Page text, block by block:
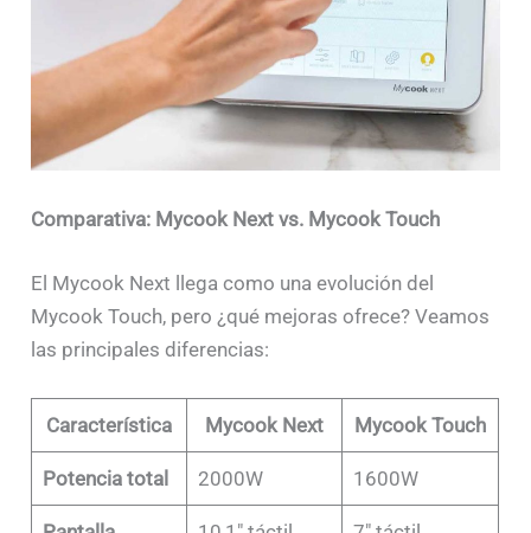
Comparativa: Mycook Next vs. Mycook Touch
El Mycook Next llega como una evolución del
Mycook Touch, pero ¿qué mejoras ofrece? Veamos
las principales diferencias:
Característica Mycook Next Mycook Touch
Potencia total 2000W 1600W